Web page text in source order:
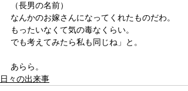
（長男の名前）
なんかのお嫁さんになってくれたものだわ。
もったいなくて気の毒なくらい。
でも考えてみたら私も同じね」と。
あらら。
日々の出来事